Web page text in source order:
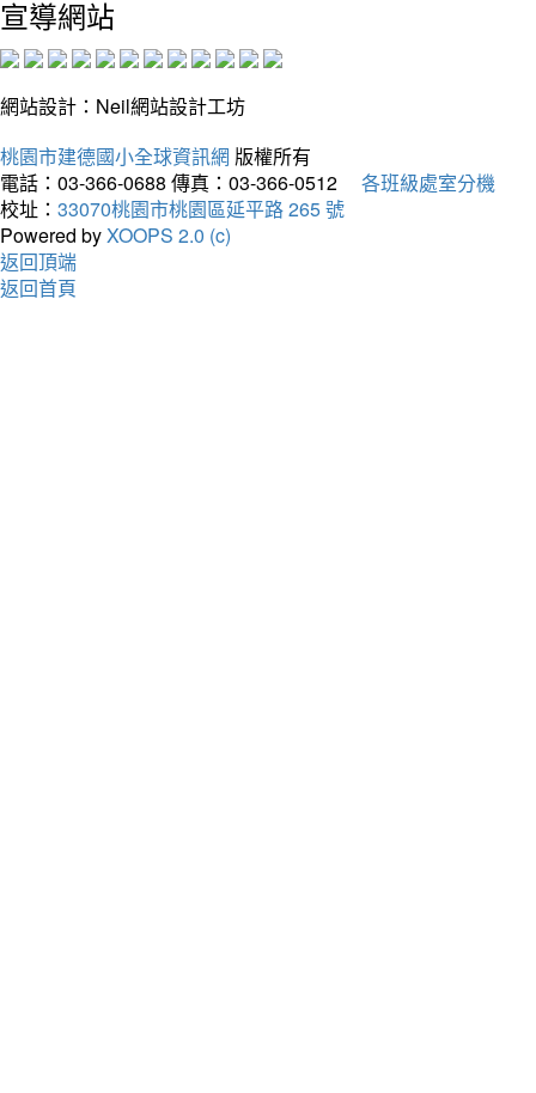
宣導網站
網站設計：Neil網站設計工坊
桃園市建德國小全球資訊網 版權所有
電話：03-366-0688 傳真：03-366-0512
各班級處室分機
校址： 33070桃園市桃園區延平路 265 號
Powered byXOOPS 2.0 (c)
返回頂端
返回首頁